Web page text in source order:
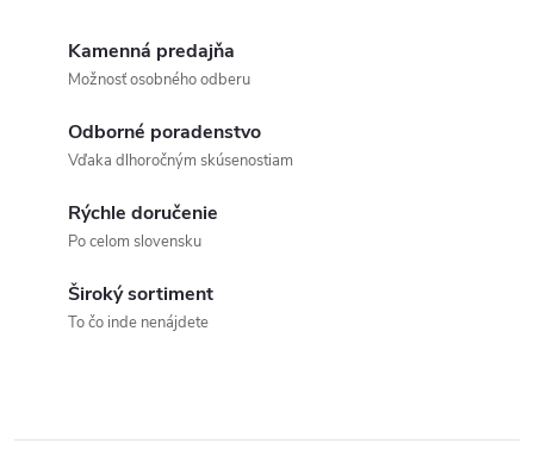
Kamenná predajňa
Možnosť osobného odberu
Odborné poradenstvo
Vďaka dlhoročným skúsenostiam
Rýchle doručenie
Po celom slovensku
Široký sortiment
To čo inde nenájdete